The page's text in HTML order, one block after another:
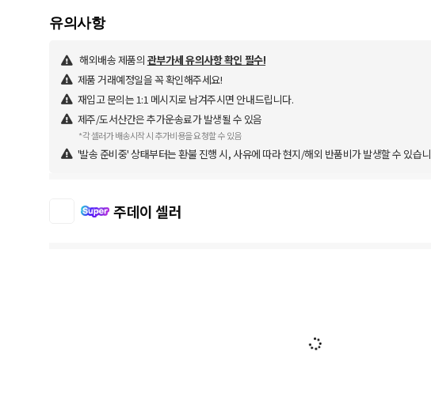
유의사항
해외배송 제품의 관부가세 유의사항 확인 필수!
제품 거래예정일을 꼭 확인해주세요!
재입고 문의는 1:1 메시지로 남겨주시면 안내드립니다.
제주/도서산간은 추가운송료가 발생될 수 있음
*각 셀러가 배송시작 시 추가비용을 요청할 수 있음
'발송 준비중' 상태부터는 환불 진행 시, 사유에 따라 현지/해외 반품비가 발생할 수 있습
주데이 셀러